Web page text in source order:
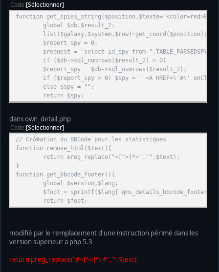
Code Sélectionner
function get_spies_string($position,$texte="<color=red>E</
global $db,$result_2;
list($galaxy,$system,$row)=get_coord($position);
$report_spy = 0;
$request = "select id_spy from
if ($db->sql_numrows($result_2) > 0)
$report_spy = $db->sql_numrows($result_2);
if ($report_spy > 0) $spy = " <A HREF=\'#\'
else $spy = "";
return $spy;
dans own_detail.php
Code Sélectionner
// CrÃ©ation du BBCode pour les statistiques
function remove_html($text){
return ereg_replace("<[^>]*>","",$text);
}
function get_bbcode_footer(){
global $version,$lang;
$foot =
return $foot;
modifié par le remplacement d'une instruction périmé dans les
version superieur a php 5.3
return preg_replace("#<[^>]*>#","",$text);